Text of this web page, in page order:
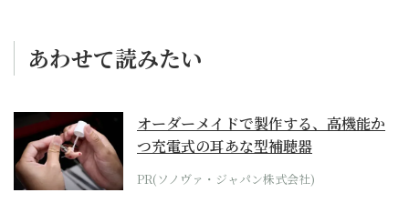
あわせて読みたい
オーダーメイドで製作する、高機能か
つ充電式の耳あな型補聴器
PR(ソノヴァ・ジャパン株式会社)